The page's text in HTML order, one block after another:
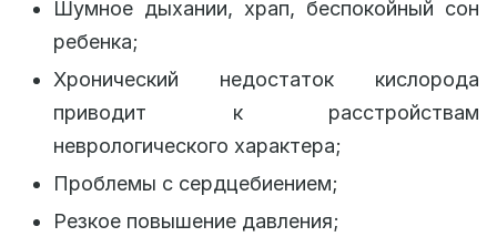
Шумное дыхании, храп, беспокойный сон
ребенка;
Хронический недостаток кислорода
приводит к расстройствам
неврологического характера;
Проблемы с сердцебиением;
Резкое повышение давления;